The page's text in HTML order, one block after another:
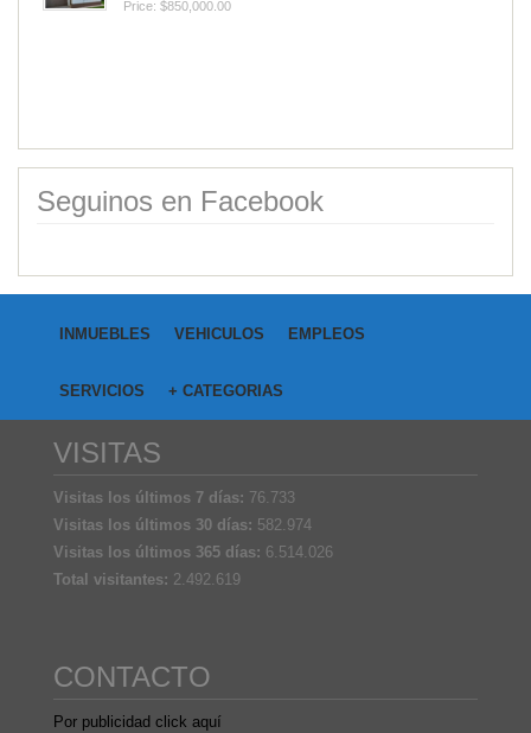
Price: $850,000.00
Seguinos en Facebook
INMUEBLES VEHICULOS EMPLEOS
SERVICIOS + CATEGORIAS
VISITAS
Visitas los últimos 7 días: 76.733
Visitas los últimos 30 días: 582.974
Visitas los últimos 365 días: 6.514.026
Total visitantes: 2.492.619
CONTACTO
Por publicidad click aquí